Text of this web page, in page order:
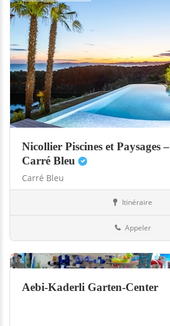
Nicollier Piscines et Paysages –
Carré Bleu
Carré Bleu
Itinéraire
Appeler
Aebi-Kaderli Garten-Center